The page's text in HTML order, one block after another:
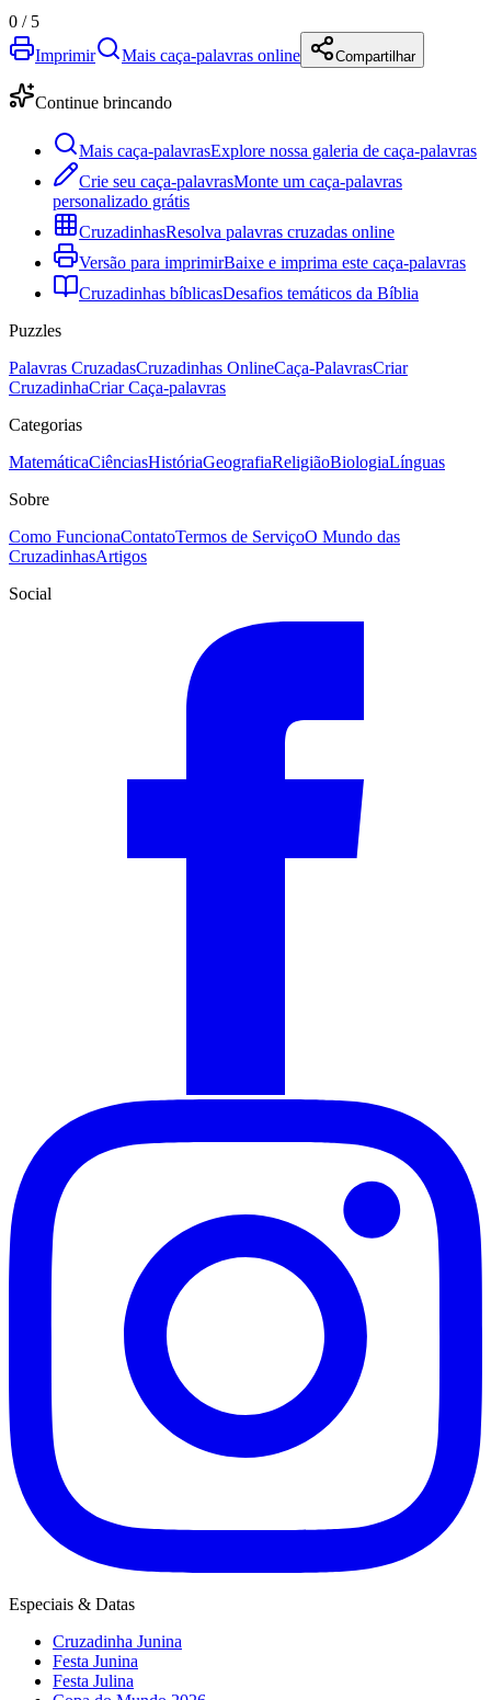
0 / 5
Imprimir
Mais caça-palavras online Compartilhar
Continue brincando
Mais caça-palavrasExplore nossa galeria de caça-palavras
Crie seu caça-palavrasMonte um caça-palavras
personalizado grátis
CruzadinhasResolva palavras cruzadas online
Versão para imprimirBaixe e imprima este caça-palavras
Cruzadinhas bíblicasDesafios temáticos da Bíblia
Puzzles
Palavras CruzadasCruzadinhas OnlineCaça-PalavrasCriar
CruzadinhaCriar Caça-palavras
Categorias
MatemáticaCiênciasHistóriaGeografiaReligiãoBiologiaLínguas
Sobre
Como FuncionaContatoTermos de ServiçoO Mundo das
CruzadinhasArtigos
Social
Especiais & Datas
Cruzadinha Junina
Festa Junina
Festa Julina